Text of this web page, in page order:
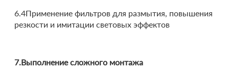
6.4Применение фильтров для размытия, повышения
резкости и имитации световых эффектов
7.Выполнение сложного монтажа